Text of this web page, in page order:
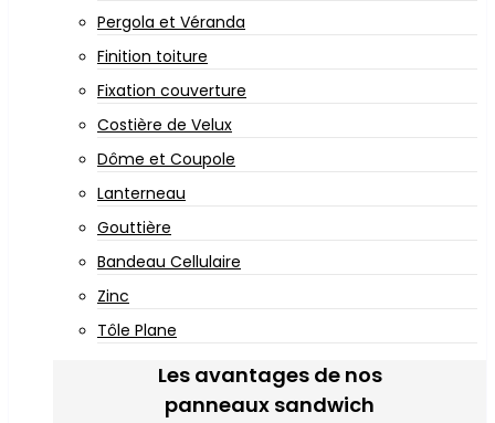
Pergola et Véranda
Finition toiture
Fixation couverture
Costière de Velux
Dôme et Coupole
Lanterneau
Gouttière
Bandeau Cellulaire
Zinc
Tôle Plane
Les avantages de nos
panneaux sandwich